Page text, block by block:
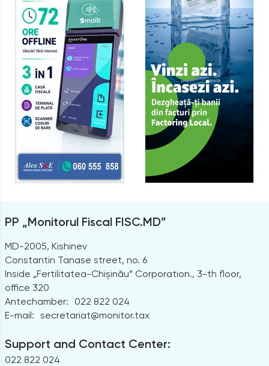
PP „Monitorul Fiscal FISC.MD”
MD-2005, Kishinev
Constantin Tanase street, no. 6
Inside „Fertilitatea-Chișinău” Corporation., 3-th floor,
office 320
Antechamber:
022 822 024
E-mail: secretariat@monitor.tax
Support and Contact Center:
022 822 024